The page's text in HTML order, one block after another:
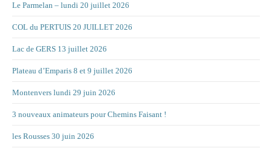
Le Parmelan – lundi 20 juillet 2026
COL du PERTUIS 20 JUILLET 2026
Lac de GERS 13 juillet 2026
Plateau d’Emparis 8 et 9 juillet 2026
Montenvers lundi 29 juin 2026
3 nouveaux animateurs pour Chemins Faisant !
les Rousses 30 juin 2026